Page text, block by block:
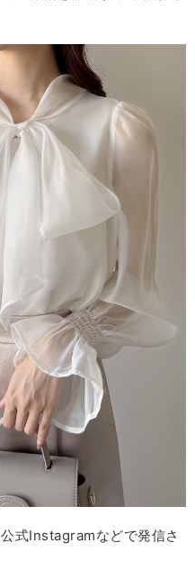
式Instagramなどで発信さ